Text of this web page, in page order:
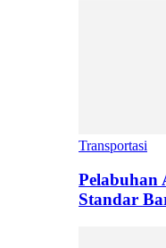
Transportasi
Pelabuhan
Standar